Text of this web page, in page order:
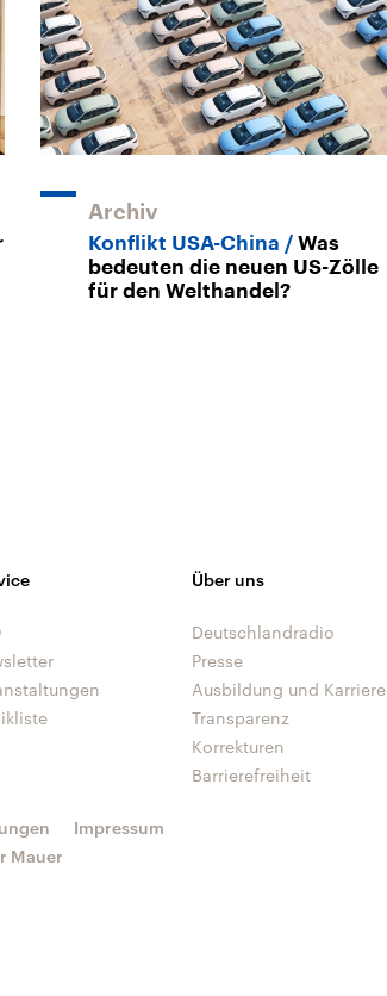
Archiv
Konflikt USA-China
Was
bedeuten die neuen US-Zölle
für den Welthandel?
Über uns
Deutschlandradio
Presse
Ausbildung und Karriere
Transparenz
Korrekturen
Barrierefreiheit
Impressum
Mauer